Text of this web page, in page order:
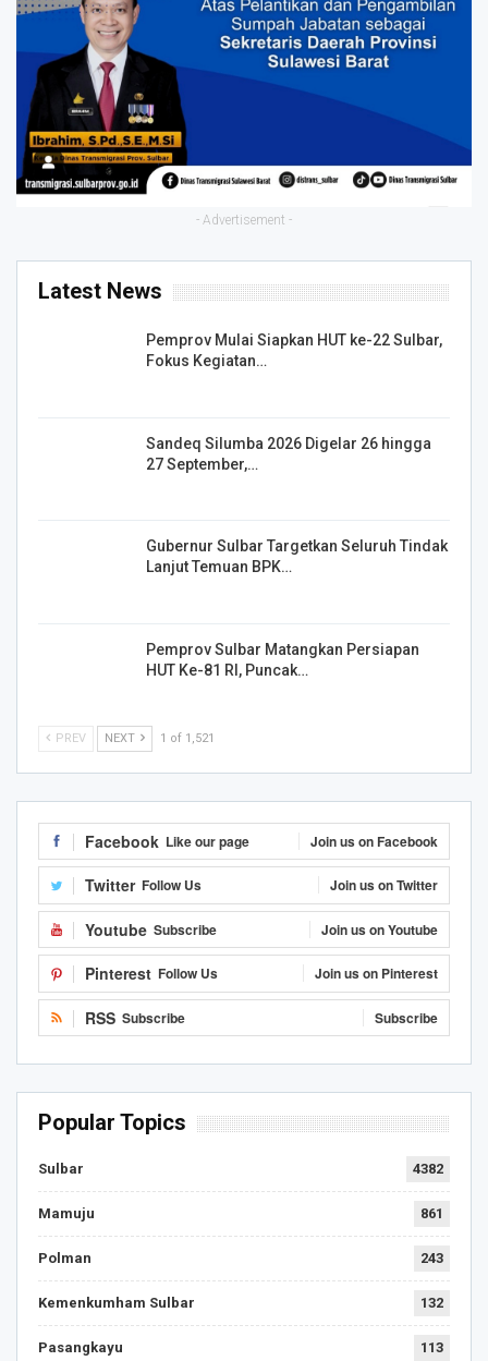
- Advertisement -
Latest News
Pemprov Mulai Siapkan HUT ke-22 Sulbar,
Fokus Kegiatan…
Sandeq Silumba 2026 Digelar 26 hingga
27 September,…
Gubernur Sulbar Targetkan Seluruh Tindak
Lanjut Temuan BPK…
Pemprov Sulbar Matangkan Persiapan
HUT Ke-81 RI, Puncak…
PREV NEXT 1 of 1,521
Facebook Like our page Join us on Facebook
Twitter Follow Us Join us on Twitter
Youtube Subscribe Join us on Youtube
Pinterest Follow Us Join us on Pinterest
RSS Subscribe Subscribe
Popular Topics
Sulbar 4382
Mamuju 861
Polman 243
Kemenkumham Sulbar 132
Pasangkayu 113